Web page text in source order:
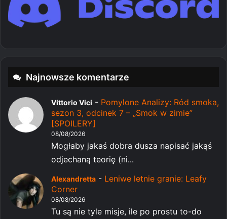
Najnowsze komentarze
Vittorio Vici - Pomylone Analizy: Ród smoka,
sezon 3, odcinek 7 – „Smok w zimie”
[SPOILERY]
08/08/2026
Mogłaby jakaś dobra dusza napisać jakąś
odjechaną teorię (ni...
Alexandretta - Leniwe letnie granie: Leafy
Corner
08/08/2026
Tu są nie tyle misje, ile po prostu to-do